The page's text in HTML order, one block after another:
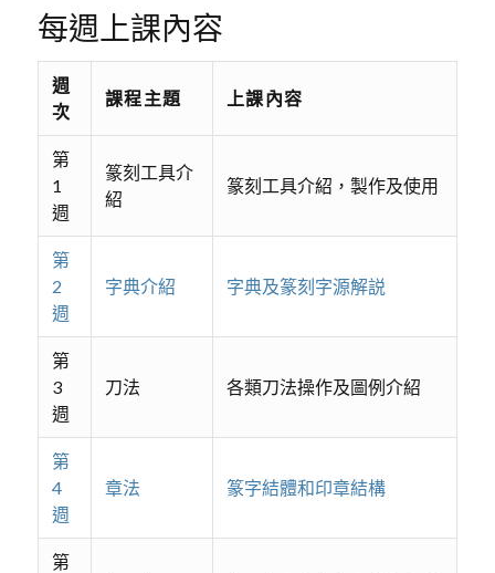
每週上課內容
週
次
課程主題 上課內容
第
1
週
篆刻工具介
紹
篆刻工具介紹，製作及使用
第
2
週
字典介紹 字典及篆刻字源解説
第
3
週
刀法 各類刀法操作及圖例介紹
第
4
週
章法 篆字結體和印章結構
第